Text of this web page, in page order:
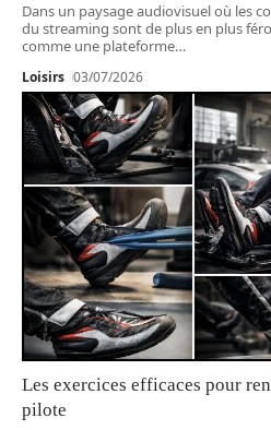
Dans un paysage audiovisuel où les
du streaming sont de plus en plus
comme une plateforme…
Loisirs 03/07/2026
Les exercices efficaces pour
pilote